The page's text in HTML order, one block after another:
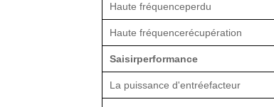
Haute fréquenceperdu
Haute fréquencerécupération
Saisirperformance
La puissance d'entréefacteur